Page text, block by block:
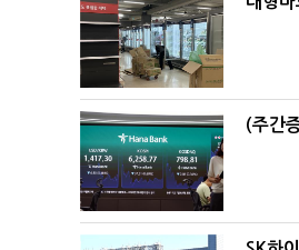
(주간